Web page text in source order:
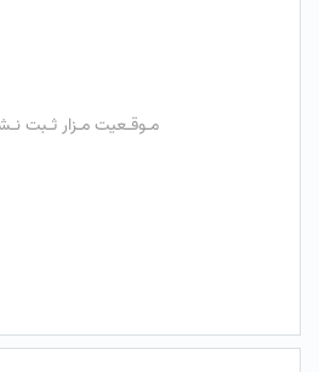
مـوقـعیت مـزار ثـبت